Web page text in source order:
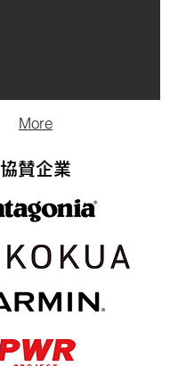
More
協賛企業